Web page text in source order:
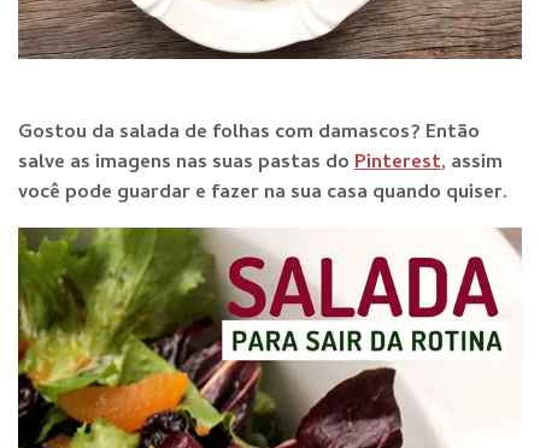
Gostou da salada de folhas com damascos? Então
salve as imagens nas suas pastas doPinterest, assim
você pode guardar e fazer na sua casa quando quiser.